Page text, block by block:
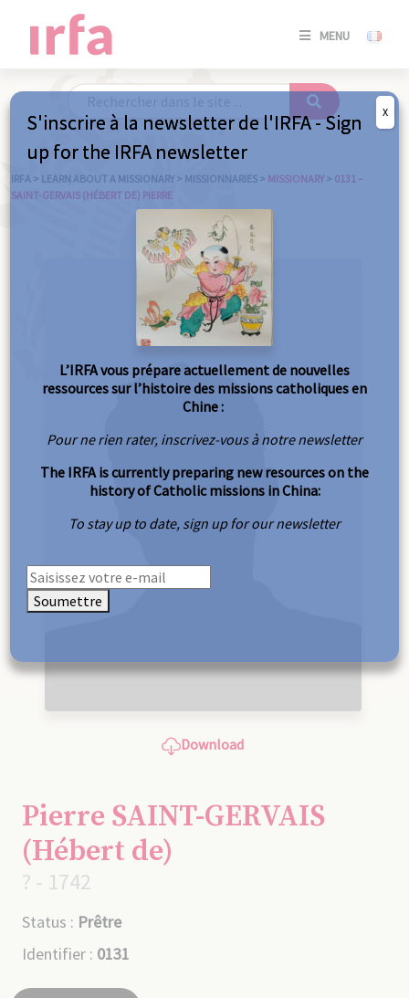
MENU
SE
IRFA > LEARN ABOUT A MISSIONARY > MISSIONNARIES > MISSIONARY > 0131 –
SAINT-GERVAIS (HÉBERT DE) PIERRE
Download
Pierre SAINT-GERVAIS
(Hébert de)
? - 1742
Status : Prêtre
Identifier : 0131
S'inscrire à la newsletter de l'IRFA - Sign
up for the IRFA newsletter
L’IRFA vous prépare actuellement de nouvelles
ressources sur l’histoire des missions catholiques en
Chine :
Pour ne rien rater, inscrivez-vous à notre newsletter
The IRFA is currently preparing new resources on the
history of Catholic missions in China:
To stay up to date, sign up for our newsletter
Soumettre
X